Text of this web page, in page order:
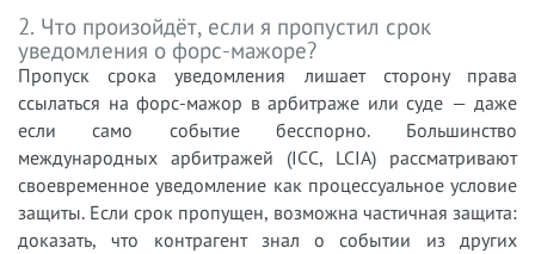
2. Что произойдёт, если я пропустил срок
уведомления о форс-мажоре?
Пропуск срока уведомления лишает сторону права
ссылаться на форс-мажор в арбитраже или суде — даже
если само событие бесспорно. Большинство
международных арбитражей (ICC, LCIA) рассматривают
своевременное уведомление как процессуальное условие
защиты. Если срок пропущен, возможна частичная защита:
доказать, что контрагент знал о событии из других